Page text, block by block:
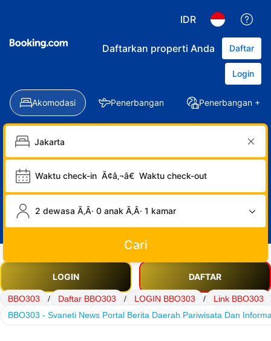
IDR
Daftarkan properti Anda Daftar
Login
Akomodasi Penerbangan Penerbangan +
Waktu check-in Ã¢â‚¬â€ Waktu check-out
2 dewasa Ã‚Â· 0 anak Ã‚Â· 1 kamar
Cari
LOGIN DAFTAR
BBO303 / Daftar BBO303 / LOGIN BBO303 /
Link BBO303
BBO303 - Svaneti News Portal Berita Daerah Pariwisata Dan